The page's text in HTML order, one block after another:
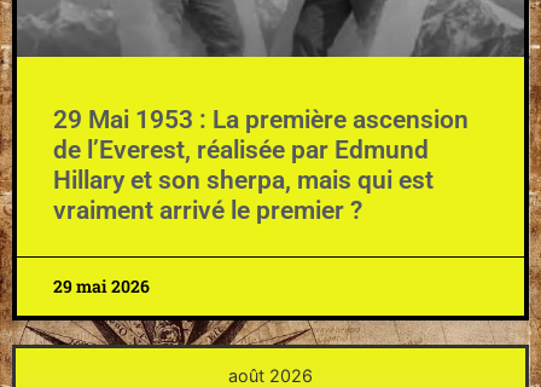
29 Mai 1953 : La première ascension
de l’Everest, réalisée par Edmund
Hillary et son sherpa, mais qui est
vraiment arrivé le premier ?
29 mai 2026
août 2026